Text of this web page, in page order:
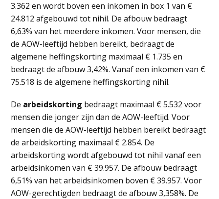
3.362 en wordt boven een inkomen in box 1 van €
24.812 afgebouwd tot nihil. De afbouw bedraagt
6,63% van het meerdere inkomen. Voor mensen, die
de AOW-leeftijd hebben bereikt, bedraagt de
algemene heffingskorting maximaal € 1.735 en
bedraagt de afbouw 3,42%. Vanaf een inkomen van €
75.518 is de algemene heffingskorting nihil.
De arbeidskorting bedraagt maximaal € 5.532 voor
mensen die jonger zijn dan de AOW-leeftijd. Voor
mensen die de AOW-leeftijd hebben bereikt bedraagt
de arbeidskorting maximaal € 2.854. De
arbeidskorting wordt afgebouwd tot nihil vanaf een
arbeidsinkomen van € 39.957. De afbouw bedraagt
6,51% van het arbeidsinkomen boven € 39.957. Voor
AOW-gerechtigden bedraagt de afbouw 3,358%. De